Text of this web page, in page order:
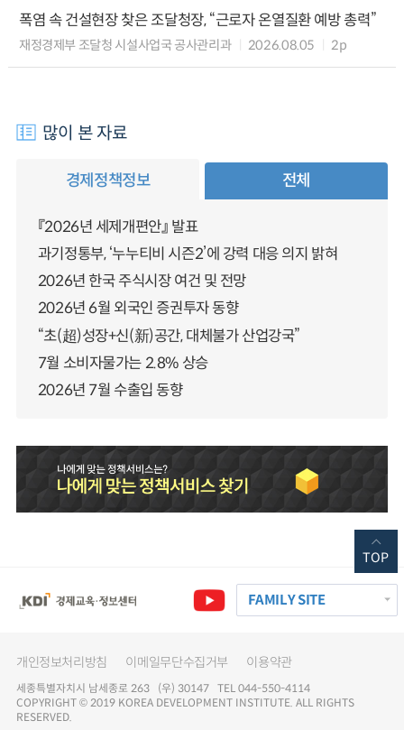
폭염 속 건설현장 찾은 조달청장, “근로자 온열질환 예방 총력”
재정경제부 조달청 시설사업국 공사관리과 2026.08.05 2p
많이 본 자료
경제정책정보 전체
『2026년 세제개편안』 발표
과기정통부, ‘누누티비 시즌2’에 강력 대응 의지 밝혀
2026년 한국 주식시장 여건 및 전망
2026년 6월 외국인 증권투자 동향
“초(超)성장+신(新)공간, 대체불가 산업강국”
7월 소비자물가는 2.8% 상승
2026년 7월 수출입 동향
FAMILY SITE
개인정보처리방침 이메일무단수집거부 이용약관
세종특별자치시 남세종로 263 (우) 30147 TEL 044-550-4114
COPYRIGHT © 2019 KOREA DEVELOPMENT INSTITUTE. ALL RIGHTS
RESERVED.
TOP